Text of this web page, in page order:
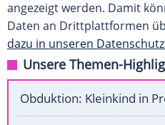
angezeigt werden. Damit
Daten an Drittplattformen
dazu in unseren
Unsere Themen-
Obduktion: Kleinkind in